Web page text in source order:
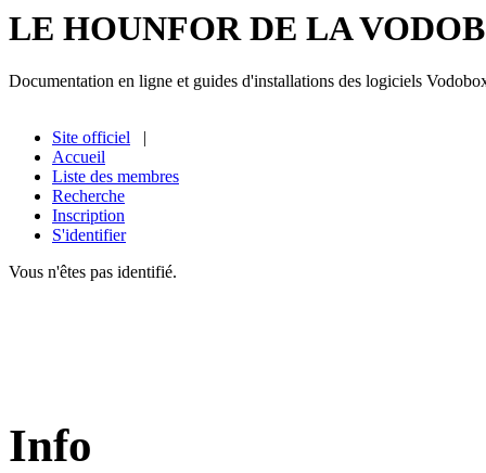
LE HOUNFOR DE LA
Documentation en ligne et guides d'installations des logiciels
Site officiel |
Accueil
Liste des membres
Recherche
Inscription
S'identifier
Vous n'êtes pas identifié.
Info